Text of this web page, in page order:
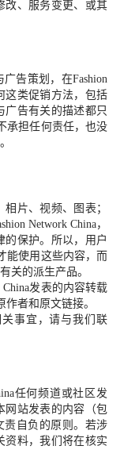
改、服务变更、或其
广告策划，在Fashion
这类促销方法，包括
广告有关的描述都只
承担任何责任，也没
片、视频、图表；
Network China，
的保护。所以，用户
能使用这些内容，而
关的派生产品。
China发表的内容转载
者和原文链接。
事宜，请与我们联
任何频道或社区发
网站发表的内容（包
责自负的原则。若涉
资料，我们将在核实